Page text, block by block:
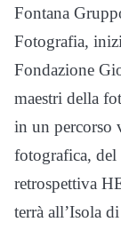
Fontana
Fotografia,
Fondazione
maestri della
in un percorso
fotografica, del
retrospettiva
terrà all’Isola